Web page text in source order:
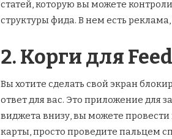
статей, которую вы можете
структуры фида. В нем есть
2. Корги для
Вы хотите сделать свой экран
ответ для вас. Это приложение для
виджета внизу, вы можете провести
карты, просто проведите пальцем